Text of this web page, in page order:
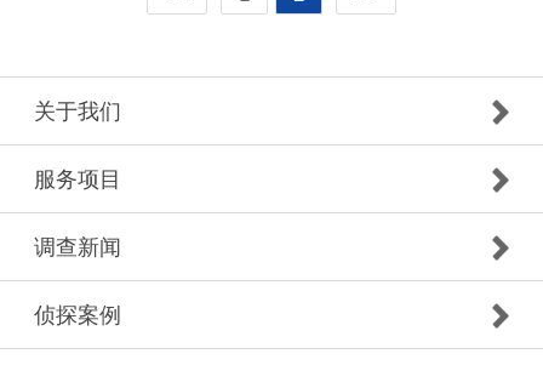
关于我们
服务项目
调查新闻
侦探案例